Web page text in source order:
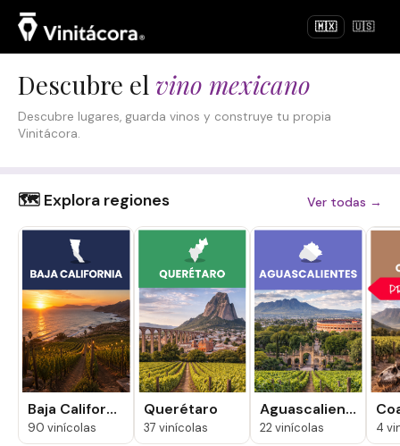
🇲🇽 🇺🇸
Descubre el vino mexicano
Descubre lugares, guarda vinos y construye tu propia
Vinitácora.
🗺️ Explora regiones Ver todas →
Baja California
90 vinícolas
Querétaro
37 vinícolas
Aguascalientes
22 vinícolas 4